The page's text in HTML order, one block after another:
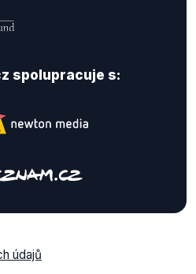
spolupracuje s:
údajů